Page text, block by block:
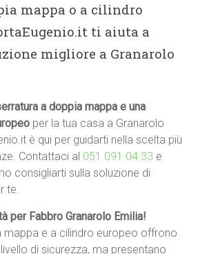
mappa o a cilindro
ti aiuta a
migliore a Granarolo
a doppia mappa e una
per la tua casa a Granarolo
è qui per guidarti nella scelta più
Contattaci al 051 091 04 33 e
consigliarti sulla soluzione di
te.
per Fabbro Granarolo Emilia!
mappa e a cilindro europeo offrono
di sicurezza, ma presentano